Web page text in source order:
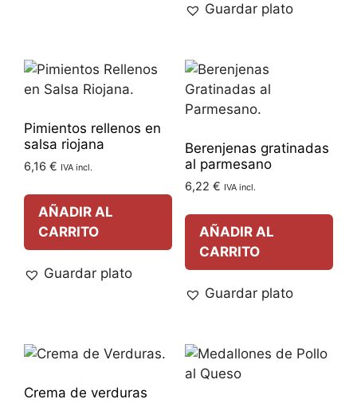
Guardar plato
Pimientos rellenos en
salsa riojana
6,16 € IVA incl.
AÑADIR AL
CARRITO
Guardar plato
Berenjenas gratinadas
al parmesano
6,22 € IVA incl.
AÑADIR AL
CARRITO
Guardar plato
Crema de verduras